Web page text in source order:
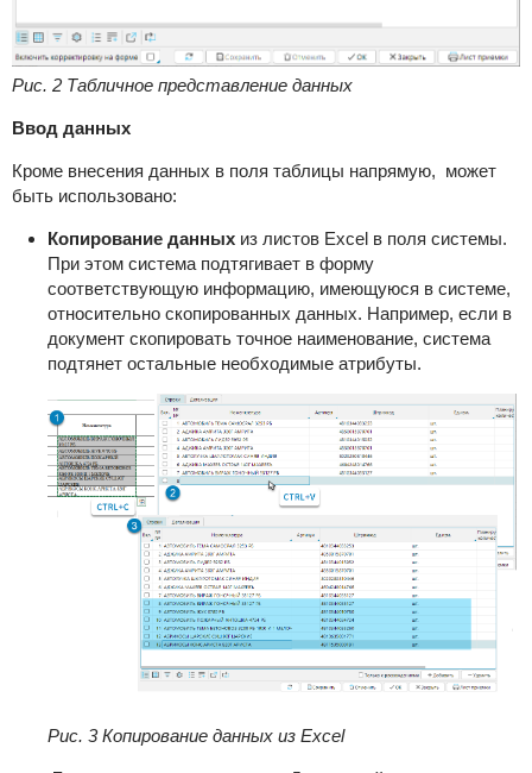
Рис. 2 Табличное представление данных
Ввод данных
Кроме внесения данных в поля таблицы напрямую, может
быть использовано:
Копирование данных из листов Excel в поля системы.
При этом система подтягивает в форму
соответствующую информацию, имеющуюся в системе,
относительно скопированных данных. Например, если в
документ скопировать точное наименование, система
подтянет остальные необходимые атрибуты.
Рис. 3 Копирование данных из Excel